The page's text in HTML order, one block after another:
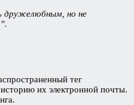
дружелюбным, но не
тег
их электронной почты.